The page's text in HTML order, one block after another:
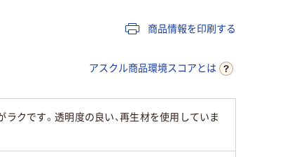
商品情報を印刷する
アスクル商品環境スコアとは
クです。透明度の良い、再生材を使用していま